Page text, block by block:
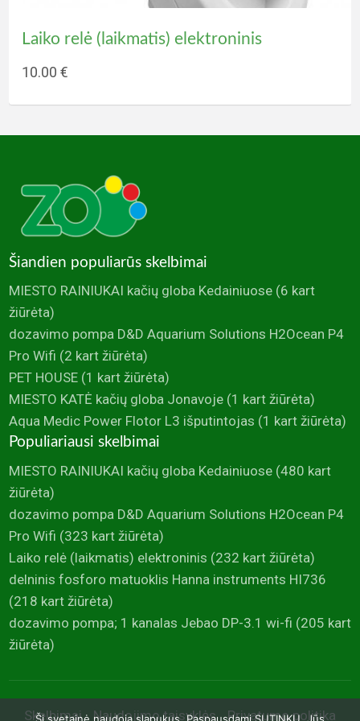
Akvariumų priežiūros, įrengimo paslaugos
+ €
Laiko relė (laikmatis) elektroninis
10.00 €
Šiandien populiarūs skelbimai
MIESTO RAINIUKAI kačių globa Kedainiuose(6 kart
žiūrėta)
dozavimo pompa D&D Aquarium Solutions H2Ocean P4
Pro Wifi (2 kart žiūrėta)
PET HOUSE(1 kart žiūrėta)
MIESTO KATĖ kačių globa Jonavoje(1 kart žiūrėta)
Aqua Medic Power Flotor L3 išputintojas (1 kart žiūrėta)
Populiariausi skelbimai
MIESTO RAINIUKAI kačių globa Kedainiuose(480 kart
žiūrėta)
dozavimo pompa D&D Aquarium Solutions H2Ocean P4
Pro Wifi (323 kart žiūrėta)
Laiko relė (laikmatis) elektroninis (232 kart žiūrėta)
delninis fosforo matuoklis Hanna instruments HI736
(218 kart žiūrėta)
dozavimo pompa; 1 kanalas Jebao DP-3.1 wi-fi (205 kart
žiūrėta)
Skelbimai Naudojimo taisyklės Privatumo politika